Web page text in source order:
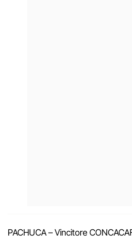
PACHUCA – Vincitore